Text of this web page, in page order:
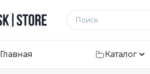
Логотип
Поиск по сайту
Главная Каталог